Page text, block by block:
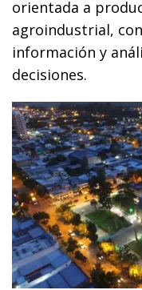
orientada a
agroindustrial,
información y
decisiones.